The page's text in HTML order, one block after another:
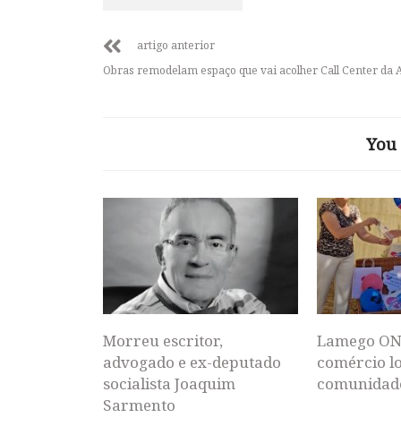
artigo anterior
Obras remodelam espaço que vai acolher Call Center da
Morreu escritor,
advogado e ex-deputado
socialista Joaquim
Sarmento
Lamego
comércio